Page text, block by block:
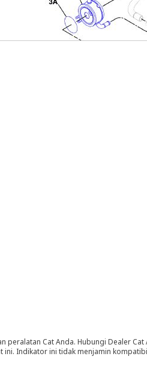
Cat Anda. Hubungi Dealer
Indikator ini tidak menjamin